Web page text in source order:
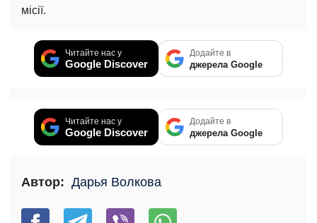
місії.
Читайте нас у
Google Discover
Додайте в
джерела Google
Читайте нас у
Google Discover
Додайте в
джерела Google
Автор: Дарья Волкова